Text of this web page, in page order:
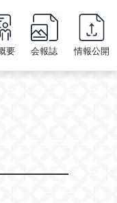
要 会報誌 情報公開